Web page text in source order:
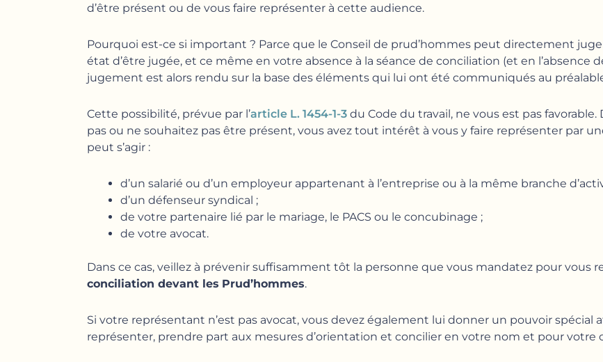
d’être présent ou de vous faire représenter à cette audience.
Pourquoi est-ce si important ? Parce que le Conseil de prud’hommes peut directement juger
état d’être jugée, et ce même en votre absence à la séance de conciliation (et en l’absence
jugement est alors rendu sur la base des éléments qui lui ont été communiqués au
Cette possibilité, prévue par l’article L. 1454-1-3 du Code du travail, ne vous est pas favorable.
pas ou ne souhaitez pas être présent, vous avez tout intérêt à vous y faire représenter par
peut s’agir :
d’un salarié ou d’un employeur appartenant à l’entreprise ou à la même branche
d’un défenseur syndical ;
de votre partenaire lié par le mariage, le PACS ou le concubinage ;
de votre avocat.
Dans ce cas, veillez à prévenir suffisamment tôt la personne que vous mandatez pour vous
conciliation devant les Prud’hommes.
Si votre représentant n’est pas avocat, vous devez également lui donner un pouvoir spécial
représenter, prendre part aux mesures d’orientation et concilier en votre nom et pour votre